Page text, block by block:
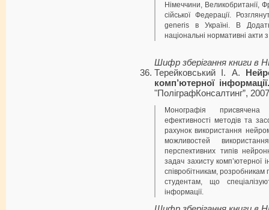
Німеччини, Ве­ликобританії,
сійської Федерації.
generis в Україні. В
національні нормативні акти
Шифр зберігання книги в
Терейковський І. А.
комп’ютерної
"ПоліграфКонсалтинг”,
Монографія
ефективності методів та
рахунок використання
можливостей
перспективних типів
задач захисту комп’ютерної
співробітникам,
студентам, що
інформації.